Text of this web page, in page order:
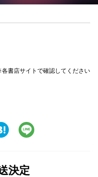
書店サイトで確認してください
決定